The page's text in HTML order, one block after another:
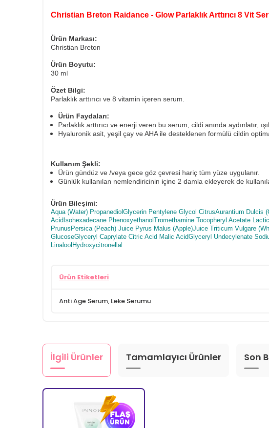
Christian Breton Raidance - Glow Parlaklık Arttırıcı 8 Vit
Ürün Markası:
Christian Breton
Ürün Boyutu:
30 ml
Özet Bilgi:
Parlaklık arttırıcı ve 8 vitamin içeren serum.
Ürün Faydaları:
Parlaklık arttırıcı ve enerji veren bu serum, cildi anında aydınlatır,
Hyaluronik asit, yeşil çay ve AHA ile desteklenen formülü cildin
Kullanım Şekli:
Ürün gündüz ve /veya gece göz çevresi hariç tüm yüze uygulanır.
Günlük kullanılan nemlendiricinin içine 2 damla ekleyerek de
Ürün Bileşimi:
Aqua (Water) PropanediolGlycerin Pentylene Glycol CitrusAurantium
AcidIsohexadecane PhenoxyethanolTromethamine Tocopheryl Acetate
PrunusPersica (Peach) Juice Pyrus Malus (Apple)Juice Triticum Vulgare
GlucoseGlyceryl Caprylate Citric Acid Malic AcidGlyceryl Undecylenate
LinaloolHydroxycitronellal
Ürün Etiketleri
Anti Age Serum, Leke Serumu
İlgili Ürünler Tamamlayıcı Ürünler Son